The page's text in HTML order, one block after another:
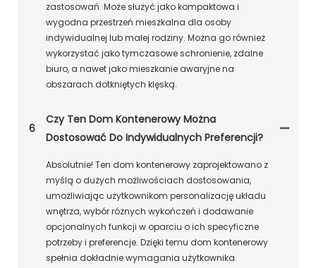
zastosowań. Może służyć jako kompaktowa i
wygodna przestrzeń mieszkalna dla osoby
indywidualnej lub małej rodziny. Można go również
wykorzystać jako tymczasowe schronienie, zdalne
biuro, a nawet jako mieszkanie awaryjne na
obszarach dotkniętych klęską.
6
Czy Ten Dom Kontenerowy Można
Dostosować Do Indywidualnych Preferencji?
Absolutnie! Ten dom kontenerowy zaprojektowano z
myślą o dużych możliwościach dostosowania,
umożliwiając użytkownikom personalizację układu
wnętrza, wybór różnych wykończeń i dodawanie
opcjonalnych funkcji w oparciu o ich specyficzne
potrzeby i preferencje. Dzięki temu dom kontenerowy
spełnia dokładnie wymagania użytkownika.